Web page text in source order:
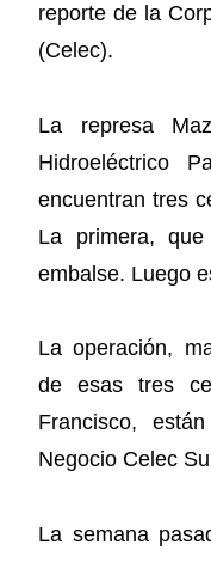
reporte de la
(Celec).
La represa
Hidroeléctrico
encuentran tres
La primera,
embalse. Luego
La operación,
de esas tres
Francisco,
Negocio Celec
La semana